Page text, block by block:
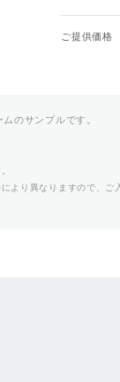
ご提供価格
のサンプルです。
より異なりますので、ご